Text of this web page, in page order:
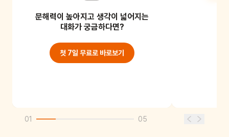
문해력이 높아지고 생각이 넓어지는
대화가 궁금하다면?
첫 7일 무료로 바로보기
01 05